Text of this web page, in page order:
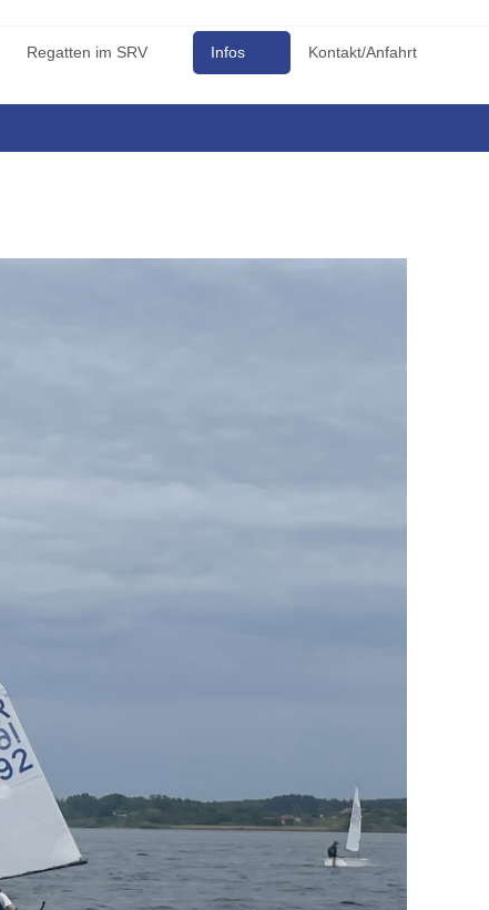
Regatten im SRV Infos Kontakt/Anfahrt